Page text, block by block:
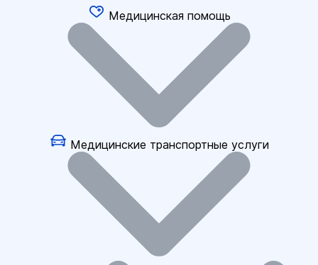
Медицинская помощь
Медицинские транспортные услуги